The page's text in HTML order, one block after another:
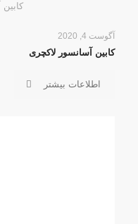
آگوست 4, 2020
کابین آسانسور لاکچری
اطلاعات بیشتر